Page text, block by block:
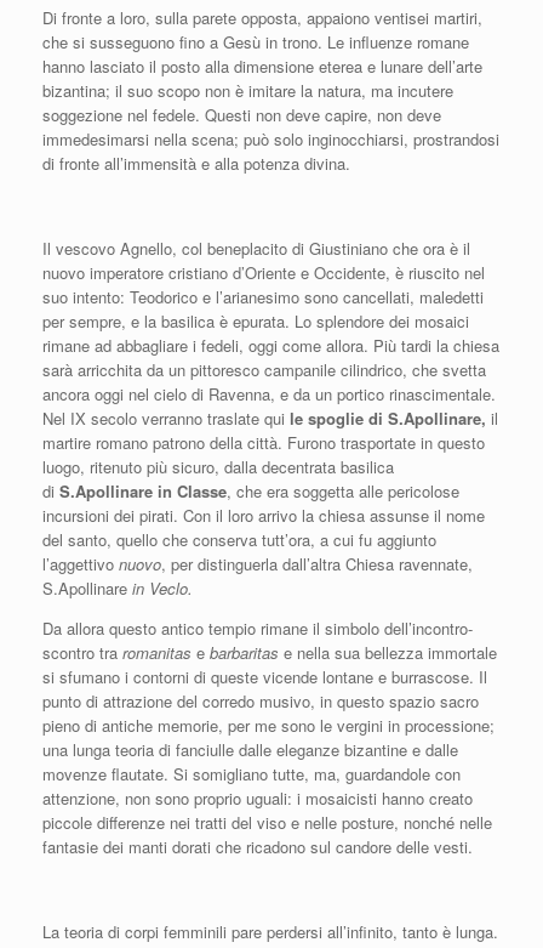
Di fronte a loro, sulla parete opposta, appaiono ventisei martiri,
che si susseguono fino a Gesù in trono. Le influenze romane
hanno lasciato il posto alla dimensione eterea e lunare dell’arte
bizantina; il suo scopo non è imitare la natura, ma incutere
soggezione nel fedele. Questi non deve capire, non deve
immedesimarsi nella scena; può solo inginocchiarsi, prostrandosi
di fronte all’immensità e alla potenza divina.
Il vescovo Agnello, col beneplacito di Giustiniano che ora è il
nuovo imperatore cristiano d’Oriente e Occidente, è riuscito nel
suo intento: Teodorico e l’arianesimo sono cancellati, maledetti
per sempre, e la basilica è epurata. Lo splendore dei mosaici
rimane ad abbagliare i fedeli, oggi come allora. Più tardi la chiesa
sarà arricchita da un pittoresco campanile cilindrico, che svetta
ancora oggi nel cielo di Ravenna, e da un portico rinascimentale.
Nel IX secolo verranno traslate qui le spoglie di S.Apollinare, il
martire romano patrono della città. Furono trasportate in questo
luogo, ritenuto più sicuro, dalla decentrata basilica
di S.Apollinare in Classe, che era soggetta alle pericolose
incursioni dei pirati. Con il loro arrivo la chiesa assunse il nome
del santo, quello che conserva tutt’ora, a cui fu aggiunto
l’aggettivo nuovo, per distinguerla dall’altra Chiesa ravennate,
S.Apollinare in Veclo.
Da allora questo antico tempio rimane il simbolo dell’incontro-
scontro tra romanitas e barbaritas e nella sua bellezza immortale
si sfumano i contorni di queste vicende lontane e burrascose. Il
punto di attrazione del corredo musivo, in questo spazio sacro
pieno di antiche memorie, per me sono le vergini in processione;
una lunga teoria di fanciulle dalle eleganze bizantine e dalle
movenze flautate. Si somigliano tutte, ma, guardandole con
attenzione, non sono proprio uguali: i mosaicisti hanno creato
piccole differenze nei tratti del viso e nelle posture, nonché nelle
fantasie dei manti dorati che ricadono sul candore delle vesti.
La teoria di corpi femminili pare perdersi all’infinito, tanto è lunga.